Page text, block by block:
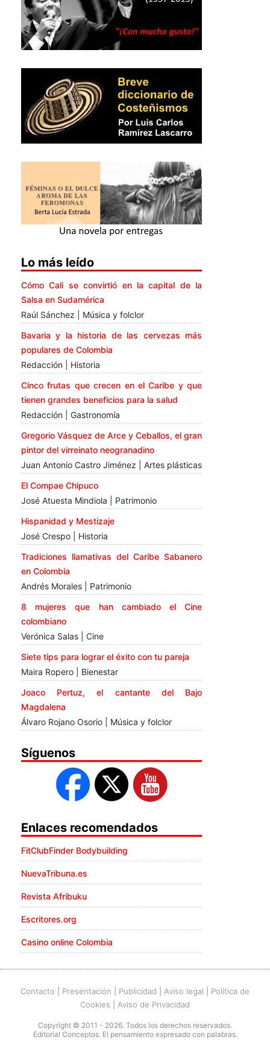
Lo más leído
Cómo Cali se convirtió en la capital de la
Salsa en Sudamérica
Raúl Sánchez | Música y folclor
Bavaria y la historia de las cervezas más
populares de Colombia
Redacción | Historia
Cinco frutas que crecen en el Caribe y que
tienen grandes beneficios para la salud
Redacción | Gastronomía
Gregorio Vásquez de Arce y Ceballos, el gran
pintor del virreinato neogranadino
Juan Antonio Castro Jiménez | Artes plásticas
El Compae Chipuco
José Atuesta Mindiola | Patrimonio
Hispanidad y Mestizaje
José Crespo | Historia
Tradiciones llamativas del Caribe Sabanero
en Colombia
Andrés Morales | Patrimonio
8 mujeres que han cambiado el Cine
colombiano
Verónica Salas | Cine
Siete tips para lograr el éxito con tu pareja
Maira Ropero | Bienestar
Joaco Pertuz, el cantante del Bajo
Magdalena
Álvaro Rojano Osorio | Música y folclor
Síguenos
Enlaces recomendados
FitClubFinder Bodybuilding
NuevaTribuna.es
Revista Afribuku
Escritores.org
Casino online Colombia
Contacto Presentación Publicidad Aviso legal
Política de
Cookies
Aviso de Privacidad
Copyright © 2011 - 2026. Todos los derechos reservados.
Editorial Conceptos. El pensamiento expresado con palabras.